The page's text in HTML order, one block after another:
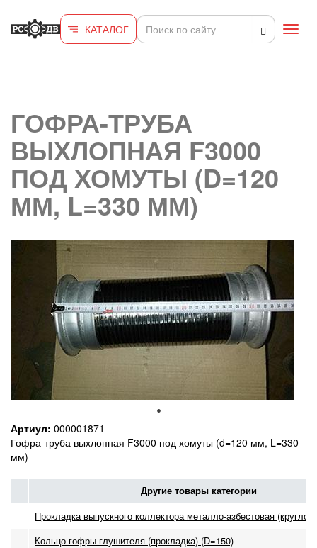
КАТАЛОГ
ГОФРА-ТРУБА
ВЫХЛОПНАЯ F3000
ПОД ХОМУТЫ (D=120
ММ, L=330 ММ)
Артиул: 000001871
Гофра-труба выхлопная F3000 под хомуты (d=120 мм, L=330
мм)
Другие товары категории
Прокладка выпускного коллектора металло-азбестовая (круглое
Кольцо гофры глушителя (прокладка) (D=150)